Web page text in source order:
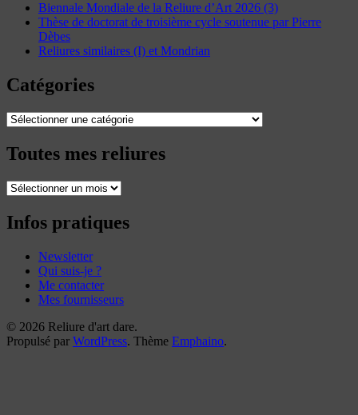
Biennale Mondiale de la Reliure d’Art 2026 (3)
Thèse de doctorat de troisième cycle soutenue par Pierre
Dèbes
Reliures similaires (I) et Mondrian
Catégories
Catégories
Toutes mes reliures
Toutes
reliures
Infos pratiques
Newsletter
Qui suis-je ?
Me contacter
Mes fournisseurs
© 2026 Reliure d'art dare.
Propulsé par WordPress. Thème Emphaino.